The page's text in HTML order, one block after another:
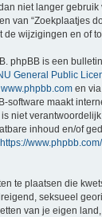
niet langer gebruik
van “Zoekplaatjes
de wijzigingen en of
phpBB is een
General Public
www.phpbb.com en
software maakt
niet
inhoud en/of
https://www.phpbb.com/
te plaatsen die
seksueel
van je eigen